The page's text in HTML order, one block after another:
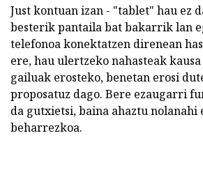
Just kontuan izan - "tablet" hau ez
besterik pantaila bat bakarrik lan
telefonoa konektatzen direnean
ere, hau ulertzeko nahasteak
gailuak erosteko, benetan erosi
proposatuz dago. Bere ezaugarri
da gutxietsi, baina ahaztu nolanahi
beharrezkoa.